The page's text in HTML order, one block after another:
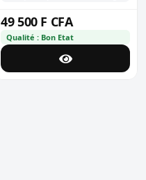
49 500 F CFA
Qualité : Bon Etat